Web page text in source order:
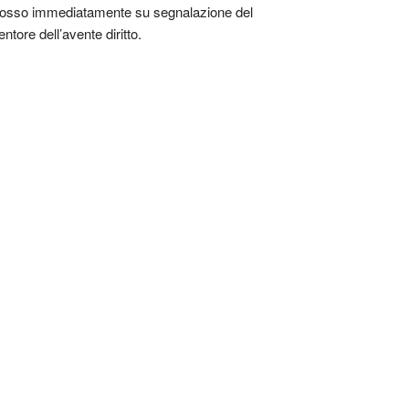
immediatamente su segnalazione del
dell’avente diritto.